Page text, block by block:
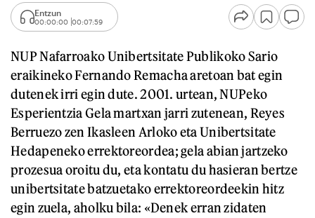
Entzun
00:00:00 00:07:59
NUP Nafarroako Unibertsitate Publikoko Sario
eraikineko Fernando Remacha aretoan bat egin
dutenek irri egin dute. 2001. urtean, NUPeko
Esperientzia Gela martxan jarri zutenean, Reyes
Berruezo zen Ikasleen Arloko eta Unibertsitate
Hedapeneko errektoreordea; gela abian jartzeko
prozesua oroitu du, eta kontatu du hasieran bertze
unibertsitate batzuetako errektoreordeekin hitz
egin zuela, aholku bila: «Denek erran zidaten